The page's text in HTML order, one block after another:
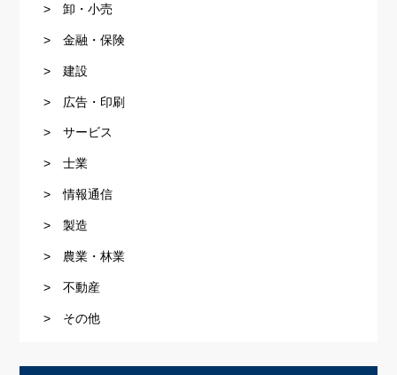
> 卸・小売
> 金融・保険
> 建設
> 広告・印刷
> サービス
> 士業
> 情報通信
> 製造
> 農業・林業
> 不動産
> その他